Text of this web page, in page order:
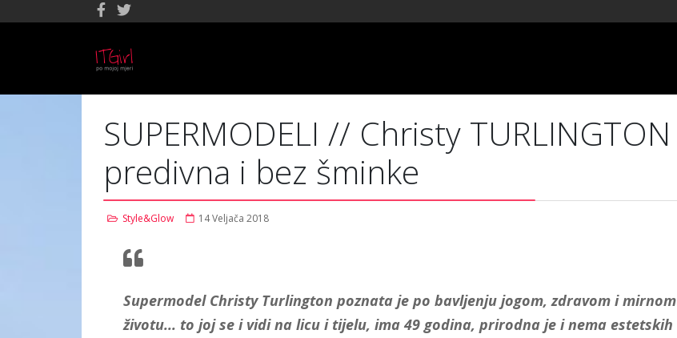
SUPERMODELI // Christy TURLINGTON
predivna i bez šminke
Style&Glow 14 Veljača 2018
Supermodel Christy Turlington poznata je po bavljenju jogom, zdravom i mirnom
životu... to joj se i vidi na licu i tijelu, ima 49 godina, prirodna je i nema estetskih